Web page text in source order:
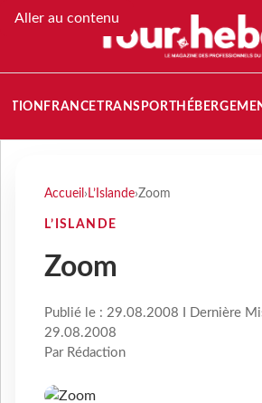
Aller au contenu
FRANCETRANSPORT
Accueil › L’Islande›Zoom
L’ISLANDE
Zoom
Publié le : 29.08.2008 I Dernière
29.08.2008
Par Rédaction